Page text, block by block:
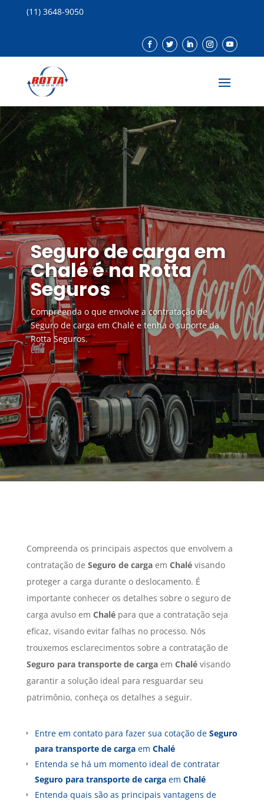
(11) 3648-9050
Seguro de carga em
Chalé é na Rotta
Seguros
Compreenda o que envolve a contratação de
Seguro de carga em Chalé e tenha o suporte da
Rotta Seguros.
Compreenda os principais aspectos que envolvem a
contratação de Seguro de cargaem Chalévisando
proteger a carga durante o deslocamento. É
importante conhecer os detalhes sobre o seguro de
carga avulso em Chalépara que a contratação seja
eficaz, visando evitar falhas no processo. Nós
trouxemos esclarecimentos sobre a contratação de
Seguro para transporte de cargaem Chalévisando
garantir a solução ideal para resguardar seu
patrimônio, conheça os detalhes a seguir.
Entre em contato para fazer sua cotação de Seguro
para transporte de cargaem Chalé
Entenda se há um momento ideal de contratar
Seguro para transporte de cargaem Chalé
Entenda quais são as principais vantagens de